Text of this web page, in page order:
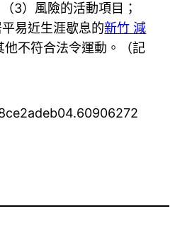
3）風險的活動項目；
平易近生涯歇息的新竹 減
他不符合法令運動。（記